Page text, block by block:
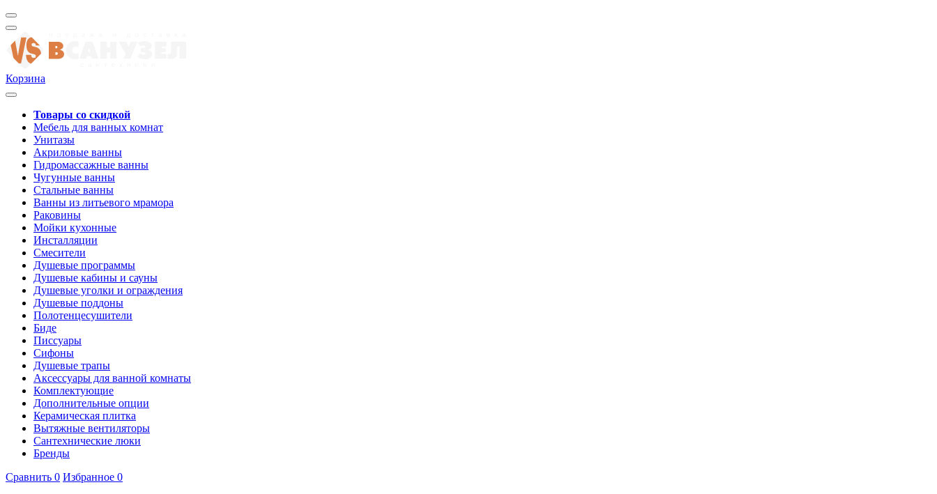
Корзина
Товары со скидкой
Мебель для ванных комнат
Унитазы
Акриловые ванны
Гидромассажные ванны
Чугунные ванны
Стальные ванны
Ванны из литьевого мрамора
Раковины
Мойки кухонные
Инсталляции
Смесители
Душевые программы
Душевые кабины и сауны
Душевые уголки и ограждения
Душевые поддоны
Полотенцесушители
Биде
Писсуары
Сифоны
Душевые трапы
Аксессуары для ванной комнаты
Комплектующие
Дополнительные опции
Керамическая плитка
Вытяжные вентиляторы
Сантехнические люки
Бренды
Сравнить 0 Избранное 0